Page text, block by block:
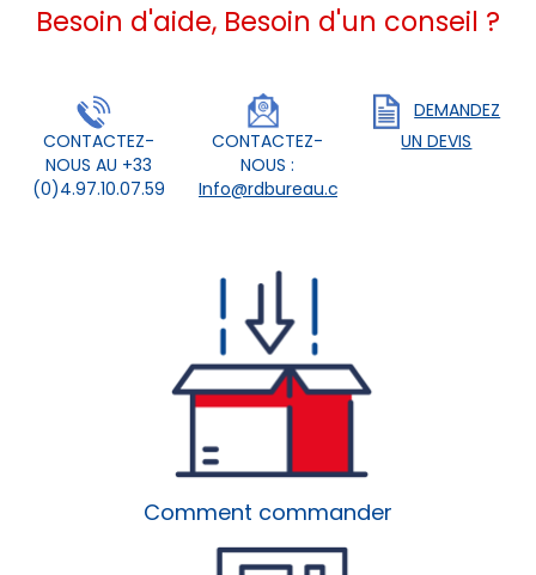
Besoin d'aide, Besoin d'un conseil ?
CONTACTEZ-
NOUS AU +33
(0)4.97.10.07.59
CONTACTEZ-
NOUS :
Info@rdbureau.com
DEMANDEZ
UN DEVIS
Comment commander